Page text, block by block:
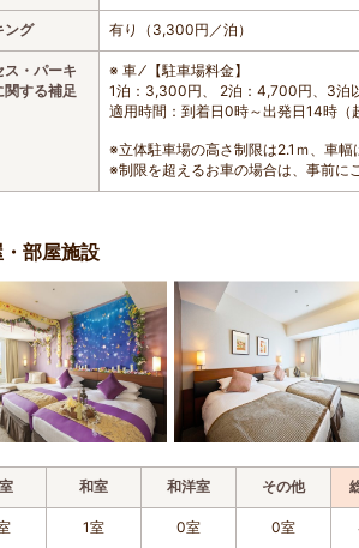
ング 有り（3,300円／泊）
ス・パーキ
関する補足
※ 車 ⁄ 【駐車場料金】
1泊：3,300円、 2泊：4,700円、3泊
適用時間：到着日0時～出発日14時（
※立体駐車場の高さ制限は2.1ｍ、車幅
※制限を超えるお車の場合は、事前に
部屋施設
和室 和洋室 その他
1室 0室 0室